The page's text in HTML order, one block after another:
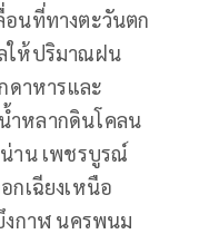
อนที่ทางตะวันตก
ให้ปริมาณฝน
ดาหารและ
ำหลากดินโคลน
าน เพชรบูรณ์
กเฉียงเหนือ
งกาฬ นครพนม